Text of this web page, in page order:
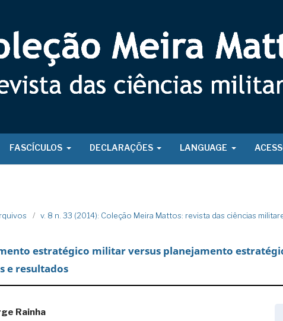
FASCÍCULOS DECLARAÇÕES LANGUAGE
/ v. 8 n. 33 (2014): Coleção Meira Mattos: revista das ciências
estratégico militar versus planejamento
e resultados
Rainha